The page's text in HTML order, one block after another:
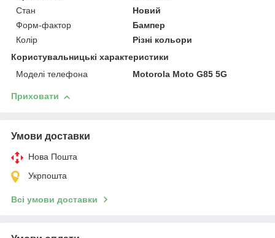
Стан
Новий
Форм-фактор
Бампер
Колір
Різні кольори
Користувальницькі характеристики
Моделі телефона
Motorola Moto G85 5G
Приховати
Умови доставки
Нова Пошта
Укрпошта
Всі умови доставки